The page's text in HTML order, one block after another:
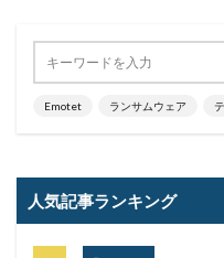
Emotet ランサムウェア
人気記事ランキング